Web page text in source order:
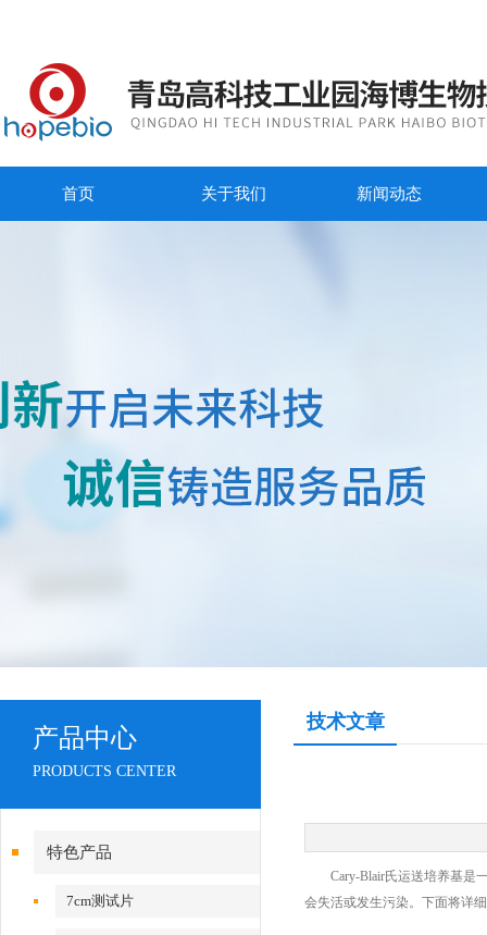
首页 关于我们 新闻动态
产品中心
PRODUCTS CENTER
特色产品
7cm测试片
技术文章
Cary-Blair氏运送培养基是一
会失活或发生污染。下面将详